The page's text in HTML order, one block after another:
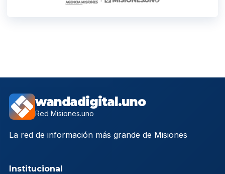
wandadigital.uno
Red Misiones.uno
La red de información más grande de Misiones
Institucional